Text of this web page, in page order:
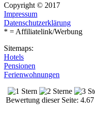
Copyright © 2017
Impressum
Datenschutzerklärung
* = Affiliatelink/Werbung
Sitemaps:
Hotels
Pensionen
Ferienwohnungen
Bewertung dieser Seite: